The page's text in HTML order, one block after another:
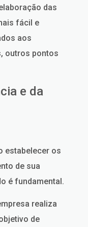
das
fácil e
aos
outros pontos
e da
estabelecer os
de sua
é fundamental.
realiza
de